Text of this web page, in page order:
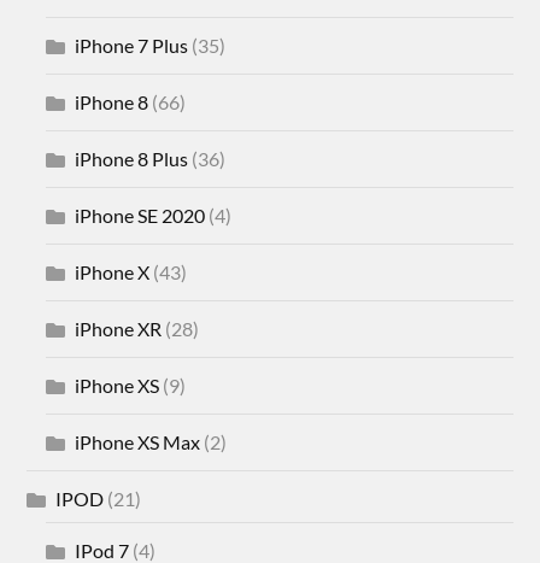
iPhone 7 Plus (35)
iPhone 8 (66)
iPhone 8 Plus (36)
iPhone SE 2020 (4)
iPhone X (43)
iPhone XR (28)
iPhone XS (9)
iPhone XS Max (2)
IPOD (21)
IPod 7 (4)